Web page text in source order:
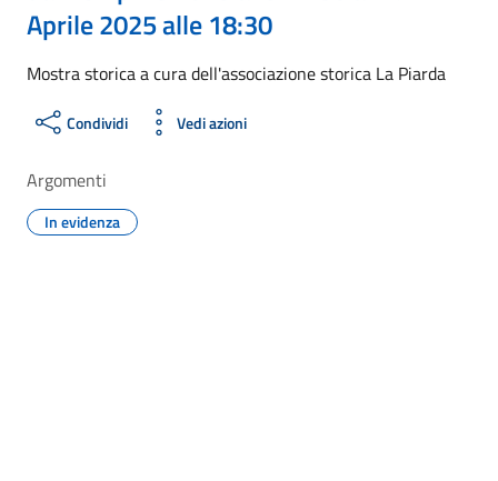
Aprile 2025 alle 18:30
Mostra storica a cura dell'associazione storica La Piarda
Condividi Vedi azioni
Argomenti
In evidenza